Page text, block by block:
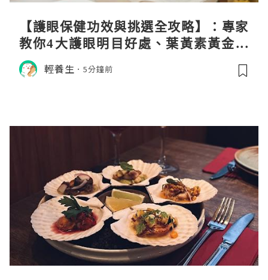
【護眼保健功效與挑選全攻略】：專家
教你4大護眼明目好處、葉黃素黃金比
例與挑選秘訣
輕養生 5分鐘前